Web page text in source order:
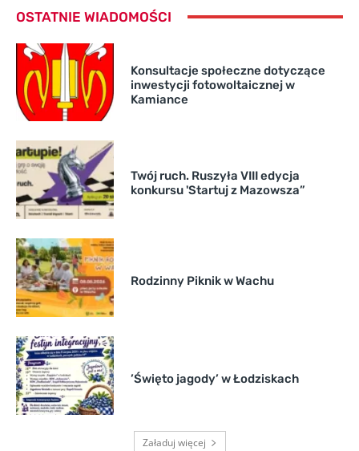
OSTATNIE WIADOMOŚCI
Konsultacje społeczne dotyczące
inwestycji fotowoltaicznej w
Kamiance
Twój ruch. Ruszyła VIII edycja
konkursu 'Startuj z Mazowsza”
Rodzinny Piknik w Wachu
’Święto jagody’ w Łodziskach
Załaduj więcej